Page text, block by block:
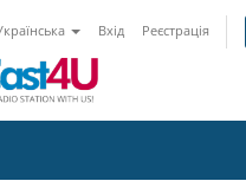
Вхід Реєстрація